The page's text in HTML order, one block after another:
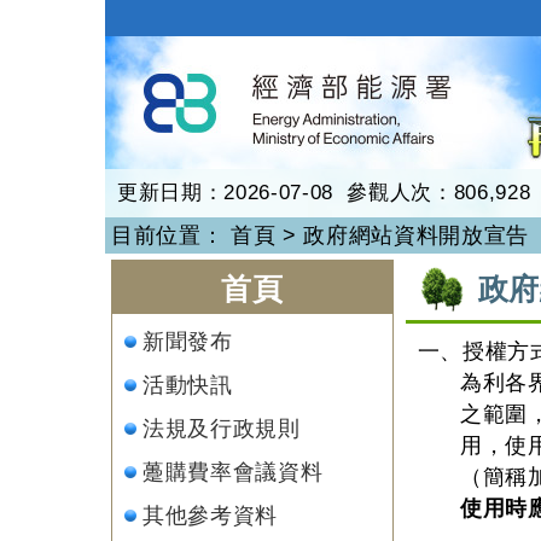
到
主
要
內
容
再生能源
更新日期：2026-07-08 參觀人次：806,928
目前位置： 首頁 >政府網站資料開放宣告
首頁
新聞發布
活動快訊
法規及行政規則
躉購費率會議資料
其他參考資料
政
一、授權方
為利各
之範圍
用，使
（簡
使用時